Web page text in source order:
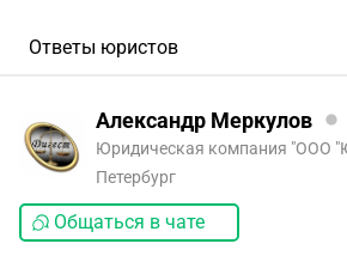
Ответы юристов
Александр Меркулов
Юридическая компания "ООО
Петербург
Общаться в чате